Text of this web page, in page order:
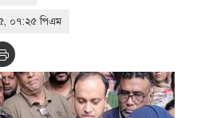
০৭:২৫ পিএম